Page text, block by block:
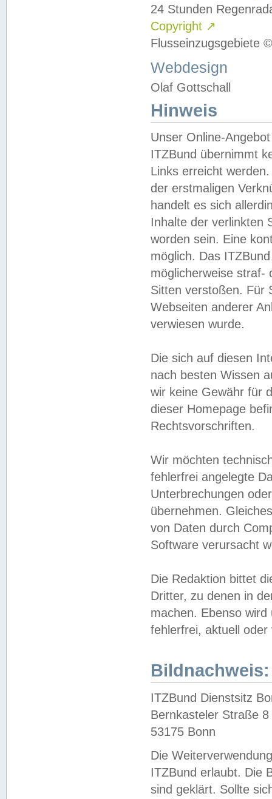
24 Stunden
Copyright ↗
Flusseinzugsgebiete
Webdesign
Olaf Gottschall
Hinweis
Unser Online-
ITZBund übernimmt
Links erreicht
der erstmaligen
handelt es sich
Inhalte der verlinkten
worden sein. Eine
möglich. Das
möglicherweise straf-
Sitten verstoßen. Für
Webseiten anderer
verwiesen wurde.
Die sich auf diesen
nach besten Wissen
wir keine Gewähr für
dieser Homepage
Rechtsvorschriften.
Wir möchten
fehlerfrei angelegte
Unterbrechungen
übernehmen.
von Daten durch
Software verursacht
Die Redaktion bittet
Dritter, zu denen in
machen. Ebenso
fehlerfrei, aktuell oder
Bildnachweis:
ITZBund Dienstsitz
Bernkasteler Straße 8
53175 Bonn
Die
ITZBund erlaubt. Die
sind geklärt. Sollte